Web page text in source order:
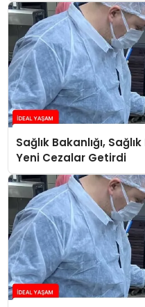
Sağlık Bakanlığı,
Yeni Cezalar Getirdi